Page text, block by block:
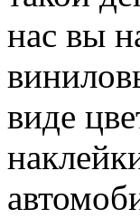
нас вы
виде